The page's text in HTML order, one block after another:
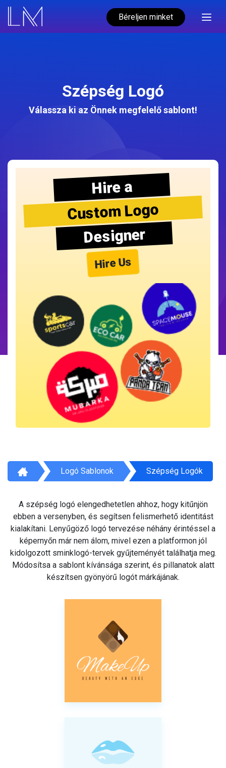
Béreljen minket
Szépség Logó
Válassza ki az Önnek megfelelő sablont!
Hire a
Custom Logo
Designer
Hire Us
Logó Sablonok Szépség Logók
A szépség logó elengedhetetlen ahhoz, hogy kitűnjön
ebben a versenyben, és segítsen felismerhető identitást
kialakítani. Lenyűgöző logó tervezése néhány érintéssel a
képernyőn már nem álom, mivel ezen a platformon jól
kidolgozott sminklogó-tervek gyűjteményét találhatja meg.
Módosítsa a sablont kívánsága szerint, és pillanatok alatt
készítsen gyönyörű logót márkájának.